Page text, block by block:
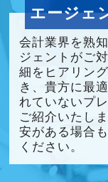
エージェ
会計業界を熟
ジェントがご
細をヒアリン
き、貴方に最
れていないプ
ご紹介いたし
安がある場合
ください。